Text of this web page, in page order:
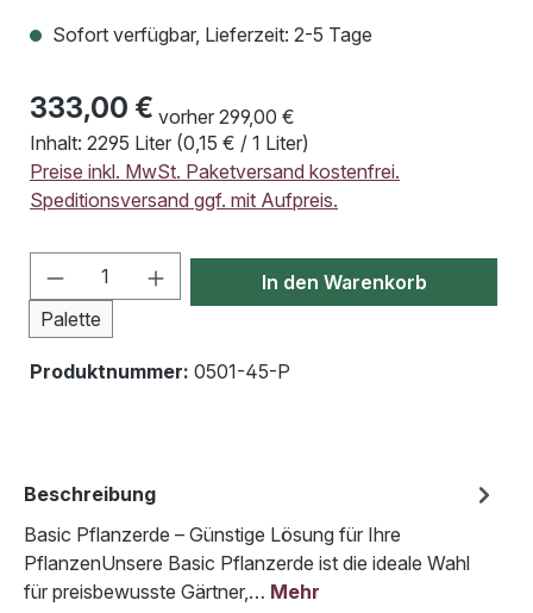
Sofort verfügbar, Lieferzeit: 2-5 Tage
333,00 € vorher 299,00 €
Inhalt: 2295 Liter (0,15 € / 1 Liter)
Preise inkl. MwSt. Paketversand kostenfrei.
Speditionsversand ggf. mit Aufpreis.
Produkt Anzahl: Gib den gewünschten
Palette
In den Warenkorb
Produktnummer: 0501-45-P
Beschreibung
Basic Pflanzerde – Günstige Lösung für Ihre
PflanzenUnsere Basic Pflanzerde ist die ideale Wahl
für preisbewusste Gärtner,… Mehr